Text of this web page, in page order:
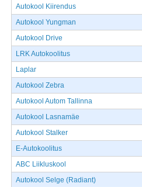
Autokool Kiirendus
Autokool Yungman
Autokool Drive
LRK Autokoolitus
Laplar
Autokool Zebra
Autokool Autom Tallinna
Autokool Lasnamäe
Autokool Stalker
E-Autokoolitus
ABC Liikluskool
Autokool Selge (Radiant)